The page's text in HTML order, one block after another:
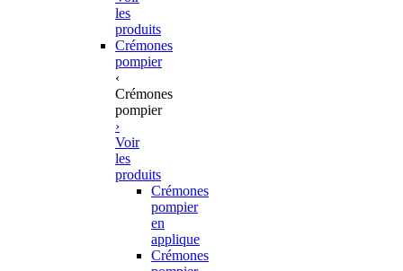
les
produits
Crémones
pompier
‹
Crémones
pompier
›
Voir
les
produits
Crémones
pompier
en
applique
Crémones